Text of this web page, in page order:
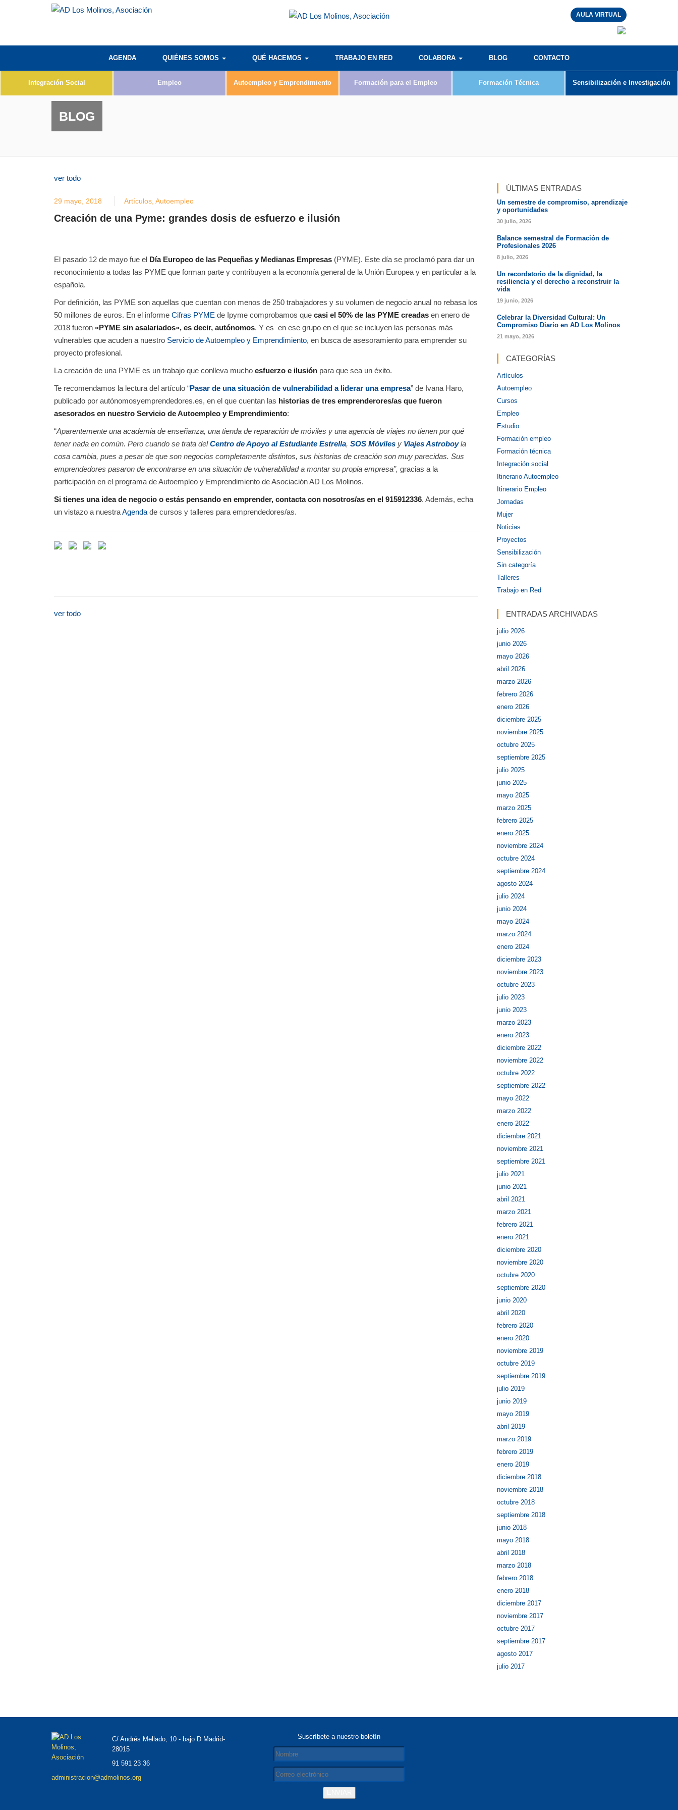
AULA VIRTUAL
AGENDA QUIÉNES SOMOS QUÉ HACEMOS TRABAJO EN RED COLABORA BLOG CONTACTO
Integración Social Empleo Autoempleo y Emprendimiento Formación para el Empleo Formación Técnica Sensibilización e Investigación
BLOG
ver todo
29 mayo, 2018 Artículos Autoempleo
Creación de una Pyme: grandes dosis de esfuerzo e ilusión
El pasado 12 de mayo fue el Día Europeo de las Pequeñas y Medianas Empresas (PYME). Este día se proclamó para dar un
reconocimiento a todas las PYME que forman parte y contribuyen a la economía general de la Unión Europea y en particular a la
española.
Por definición, las PYME son aquellas que cuentan con menos de 250 trabajadores y su volumen de negocio anual no rebasa los
50 millones de euros. En el informe Cifras PYME de Ipyme comprobamos que casi el 50% de las PYME creadas en enero de
2018 fueron «PYME sin asalariados», es decir, autónomos. Y es en ese grupo en el que se incluyen las personas más
vulnerables que acuden a nuestro Servicio de Autoempleo y Emprendimiento, en busca de asesoramiento para emprender su
proyecto profesional.
La creación de una PYME es un trabajo que conlleva mucho esfuerzo e ilusión para que sea un éxito.
Te recomendamos la lectura del artículo “Pasar de una situación de vulnerabilidad a liderar una empresa” de Ivana Haro,
publicado por autónomosyemprendedores.es, en el que cuentan las historias de tres emprenderores/as que fueron
asesorados en nuestro Servicio de Autoempleo y Emprendimiento:
“Aparentemente una academia de enseñanza, una tienda de reparación de móviles y una agencia de viajes no tienen por qué
tener nada en común. Pero cuando se trata delCentro de Apoyo al Estudiante Estrella, SOS Móviles y Viajes Astroboy la
cosa cambia, pues a pesar de que son negocios completamente distintos, sus historias de creación son muy parecidas. Sus
emprendedores pasaron de encontrarse en una situación de vulnerabilidad a montar su propia empresa”, gracias a la
participación en el programa de Autoempleo y Emprendimiento de Asociación AD Los Molinos.
Si tienes una idea de negocio o estás pensando en emprender, contacta con nosotros/as en el 915912336. Además, echa
un vistazo a nuestraAgenda de cursos y talleres para emprendedores/as.
ver todo
ÚLTIMAS ENTRADAS
Un semestre de compromiso, aprendizaje
y oportunidades
30 julio, 2026
Balance semestral de Formación de
Profesionales 2026
8 julio, 2026
Un recordatorio de la dignidad, la
resiliencia y el derecho a reconstruir la
vida
19 junio, 2026
Celebrar la Diversidad Cultural: Un
Compromiso Diario en AD Los Molinos
21 mayo, 2026
CATEGORÍAS
Artículos
Autoempleo
Cursos
Empleo
Estudio
Formación empleo
Formación técnica
Integración social
Itinerario Autoempleo
Itinerario Empleo
Jornadas
Mujer
Noticias
Proyectos
Sensibilización
Sin categoría
Talleres
Trabajo en Red
ENTRADAS ARCHIVADAS
julio 2026
junio 2026
mayo 2026
abril 2026
marzo 2026
febrero 2026
enero 2026
diciembre 2025
noviembre 2025
octubre 2025
septiembre 2025
julio 2025
junio 2025
mayo 2025
marzo 2025
febrero 2025
enero 2025
noviembre 2024
octubre 2024
septiembre 2024
agosto 2024
julio 2024
junio 2024
mayo 2024
marzo 2024
enero 2024
diciembre 2023
noviembre 2023
octubre 2023
julio 2023
junio 2023
marzo 2023
enero 2023
diciembre 2022
noviembre 2022
octubre 2022
septiembre 2022
mayo 2022
marzo 2022
enero 2022
diciembre 2021
noviembre 2021
septiembre 2021
julio 2021
junio 2021
abril 2021
marzo 2021
febrero 2021
enero 2021
diciembre 2020
noviembre 2020
octubre 2020
septiembre 2020
junio 2020
abril 2020
febrero 2020
enero 2020
noviembre 2019
octubre 2019
septiembre 2019
julio 2019
junio 2019
mayo 2019
abril 2019
marzo 2019
febrero 2019
enero 2019
diciembre 2018
noviembre 2018
octubre 2018
septiembre 2018
junio 2018
mayo 2018
abril 2018
marzo 2018
febrero 2018
enero 2018
diciembre 2017
noviembre 2017
octubre 2017
septiembre 2017
agosto 2017
julio 2017
C/ Andrés Mellado, 10 - bajo D Madrid-
28015
91 591 23 36
administracion@admolinos.org
Suscríbete a nuestro boletín